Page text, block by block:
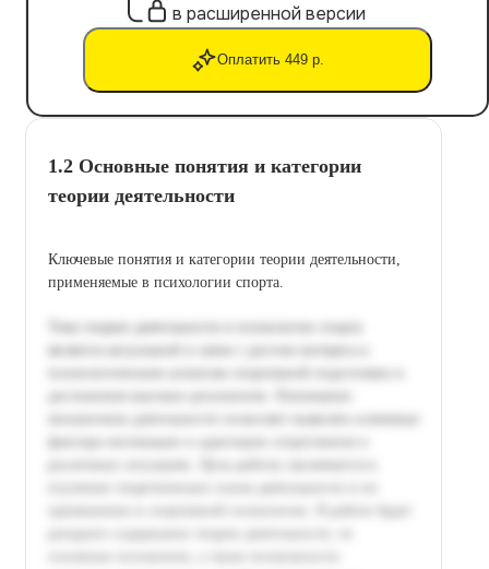
в расширенной версии
Оплатить 449 р.
1.2 Основные понятия и категории
теории деятельности
Ключевые понятия и категории теории деятельности,
применяемые в психологии спорта.